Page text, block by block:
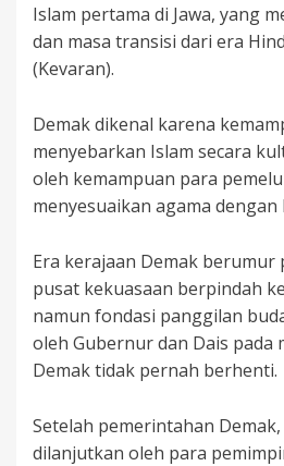
Islam pertama di Jawa, yang
dan masa transisi dari era
(Kevaran).
Demak dikenal karena
menyebarkan Islam secara
oleh kemampuan para
menyesuaikan agama dengan
Era kerajaan Demak berumur
pusat kekuasaan berpindah
namun fondasi panggilan
oleh Gubernur dan Dais pada
Demak tidak pernah berhenti.
Setelah pemerintahan
dilanjutkan oleh para